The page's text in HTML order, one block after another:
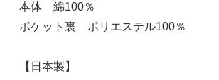
本体 綿100％
ポケット裏 ポリエステル100％
【日本製】